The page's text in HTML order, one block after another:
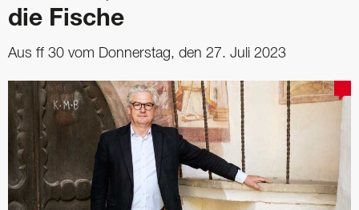
die Fische
Aus ff 30 vom Donnerstag, den 27. Juli 2023